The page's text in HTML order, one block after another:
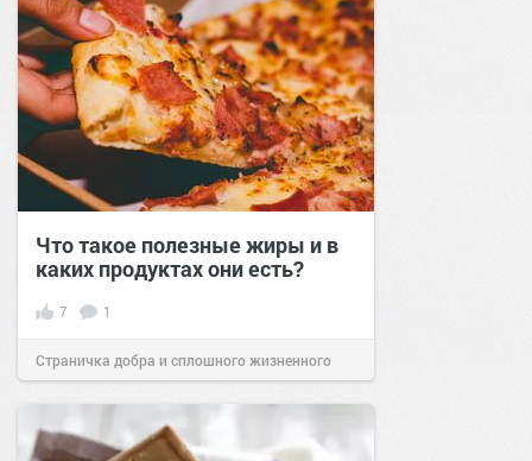
Что такое полезные жиры и в
каких продуктах они есть?
7 1
Страничка добра и сплошного жизненного
позитива!17:19 06 май 2024